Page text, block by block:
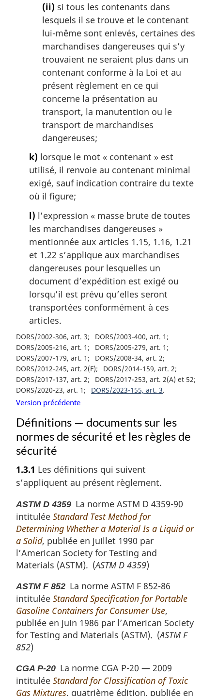
(ii) si tous les contenants dans
lesquels il se trouve et le contenant
lui-même sont enlevés, certaines des
marchandises dangereuses qui s’y
trouvaient ne seraient plus dans un
contenant conforme à la Loi et au
présent règlement en ce qui
concerne la présentation au
transport, la manutention ou le
transport de marchandises
dangereuses;
k) lorsque le mot « contenant » est
utilisé, il renvoie au contenant minimal
exigé, sauf indication contraire du texte
où il figure;
l) l’expression « masse brute de toutes
les marchandises dangereuses »
mentionnée aux articles 1.15, 1.16, 1.21
et 1.22 s’applique aux marchandises
dangereuses pour lesquelles un
document d’expédition est exigé ou
lorsqu’il est prévu qu’elles seront
transportées conformément à ces
articles.
DORS/2002-306, art. 3
DORS/2003-400, art. 1
DORS/2005-216, art. 1
DORS/2005-279, art. 1
DORS/2007-179, art. 1
DORS/2008-34, art. 2
DORS/2012-245, art. 2(F)
DORS/2014-159, art. 2
DORS/2017-137, art. 2
DORS/2017-253, art. 2(A) et 52
DORS/2020-23, art. 1
DORS/2023-155, art. 3
Version précédente
Définitions — documents sur les
normes de sécurité et les règles de
sécurité
1.3.1 Les définitions qui suivent
s’appliquent au présent règlement.
ASTM D 4359 La norme ASTM D 4359-90
intitulée Standard Test Method for
Determining Whether a Material Is a Liquid or
a Solid, publiée en juillet 1990 par
l’American Society for Testing and
Materials (ASTM). (ASTM D 4359)
ASTM F 852 La norme ASTM F 852-86
intitulée Standard Specification for Portable
Gasoline Containers for Consumer Use,
publiée en juin 1986 par l’American Society
for Testing and Materials (ASTM). (ASTM F
852)
CGA P-20 La norme CGA P-20 — 2009
intitulée Standard for Classification of Toxic
Gas Mixtures, quatrième édition, publiée en